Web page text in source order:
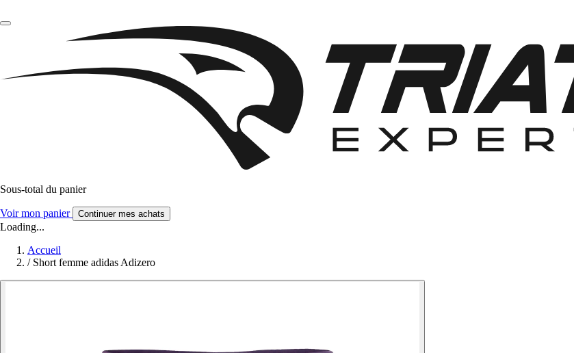
Sous-total du panier
Voir mon panier Continuer mes achats
Loading...
Accueil
/ Short femme adidas Adizero